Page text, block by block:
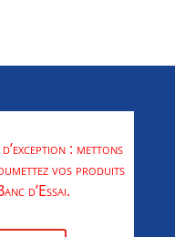
: mettons
vos produits
d’Essai.